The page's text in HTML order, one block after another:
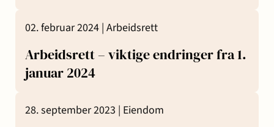
02. februar 2024 | Arbeidsrett
Arbeidsrett – viktige endringer fra 1.
januar 2024
28. september 2023 | Eiendom